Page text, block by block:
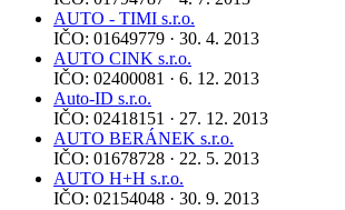
AUTO - TIMI s.r.o.
IČO: 01649779 · 30. 4. 2013
AUTO CINK s.r.o.
IČO: 02400081 · 6. 12. 2013
Auto-ID s.r.o.
IČO: 02418151 · 27. 12. 2013
AUTO BERÁNEK s.r.o.
IČO: 01678728 · 22. 5. 2013
AUTO H+H s.r.o.
IČO: 02154048 · 30. 9. 2013